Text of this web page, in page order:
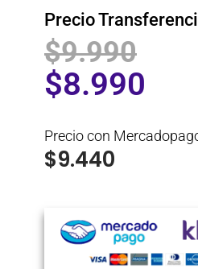
Precio
$9.990
$8.990
Precio con
$9.440